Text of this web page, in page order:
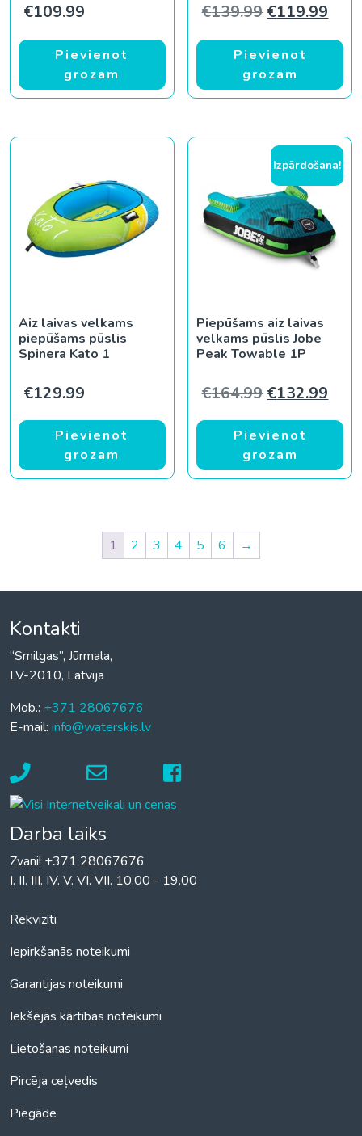
€109.99
Pievienot
grozam
€139.99 Original
€119.99
Pievienot
grozam
Aiz laivas velkams
piepūšams pūslis
Spinera Kato 1
€129.99
Pievienot
grozam
Izpārdošana!
Piepūšams aiz laivas
velkams pūslis Jobe
Peak Towable 1P
€164.99 Original
€132.99
Pievienot
grozam
1 2 3 4 5 6 →
Kontakti
“Smilgas”, Jūrmala,
LV-2010, Latvija
Mob.: +371 28067676
E-mail: info@waterskis.lv
Darba laiks
Zvani! +371 28067676
I. II. III. IV. V. VI. VII. 10.00 - 19.00
Rekvizīti
Iepirkšanās noteikumi
Garantijas noteikumi
Iekšējās kārtības noteikumi
Lietošanas noteikumi
Pircēja ceļvedis
Piegāde